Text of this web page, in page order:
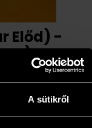
A sütikről
Előd) -